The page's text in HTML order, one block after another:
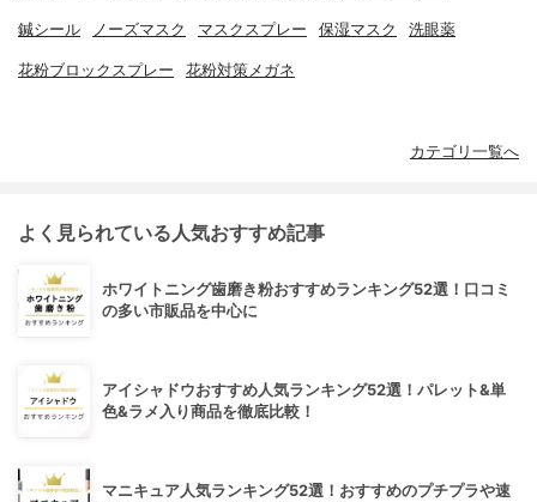
鍼シール ノーズマスク マスクスプレー 保湿マスク 洗眼薬
花粉ブロックスプレー 花粉対策メガネ
カテゴリ一覧へ
よく見られている人気おすすめ記事
ホワイトニング歯磨き粉おすすめランキング52選！口コミ
の多い市販品を中心に
アイシャドウおすすめ人気ランキング52選！パレット&単
色&ラメ入り商品を徹底比較！
マニキュア人気ランキング52選！おすすめのプチプラや速